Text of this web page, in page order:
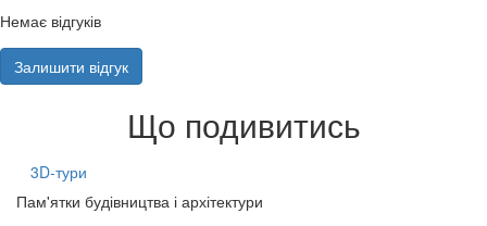
Немає відгуків
Залишити відгук
Що подивитись
3D-тури
Пам'ятки будівництва і архітектури